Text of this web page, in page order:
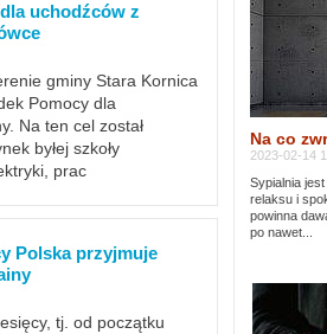
uchodźców z
gminy Stara Kornica
Pomocy dla
Na ten cel został
byłej szkoły
prac
Polska przyjmuje
tj. od początku
Na co
2023-02-14
Sypialnia
relaksu i
powinna
po nawet...